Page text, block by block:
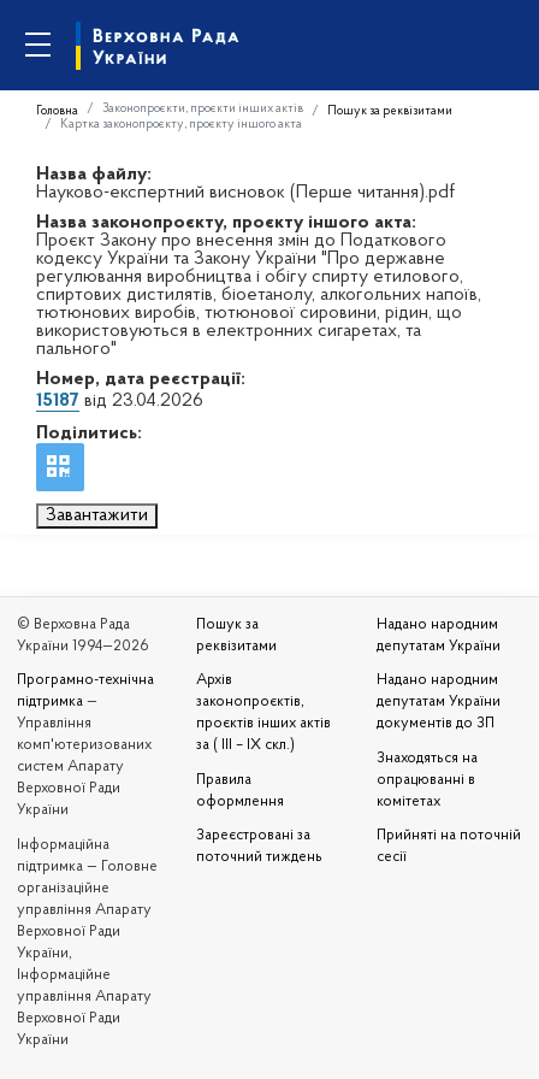
Головна Законопроєкти, проєкти інших актів
Пошук за реквізитами
Картка законопроєкту, проєкту іншого акта
Назва файлу:
Науково-експертний висновок (Перше читання).pdf
Назва законопроєкту, проєкту іншого акта:
Проєкт Закону про внесення змін до Податкового
кодексу України та Закону України "Про державне
регулювання виробництва і обігу спирту етилового,
спиртових дистилятів, біоетанолу, алкогольних напоїв,
тютюнових виробів, тютюнової сировини, рідин, що
використовуються в електронних сигаретах, та
пального"
Номер, дата реєстрації:
15187 від 23.04.2026
Поділитись:
Завантажити
© Верховна Рада
України 1994—2026
Програмно-технічна
підтримка —
Управління
комп'ютеризованих
систем Апарату
Верховної Ради
України
Iнформаційна
підтримка — Головне
організаційне
управління Апарату
Верховної Ради
України,
Інформаційне
управління Апарату
Верховної Ради
України
Пошук за
реквізитами
Архів
законопроєктів,
проєктів інших актів
за ( III – IX скл.)
Правила
оформлення
Зареєстровані за
поточний тиждень
Надано народним
депутатам України
Надано народним
депутатам України
документів до ЗП
Знаходяться на
опрацюванні в
комітетах
Прийняті на поточній
сесії